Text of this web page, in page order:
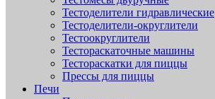
Тестоделители гидравлические
Тестоделители-округлители
Тестоокруглители
Тестораскаточные машины
Тестораскатки для пиццы
Прессы для пиццы
Печи